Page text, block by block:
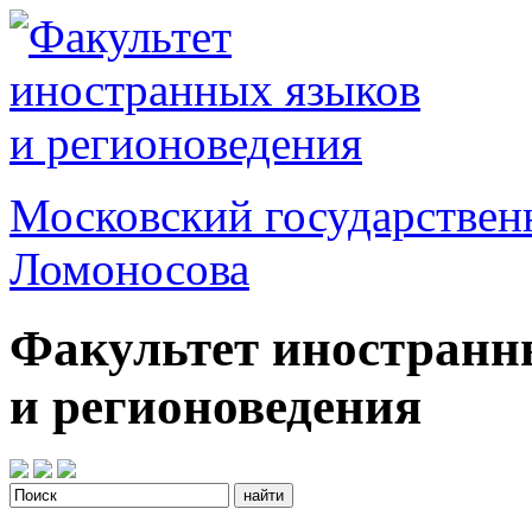
Московский
Ломоносова
Факультет
и регионоведения